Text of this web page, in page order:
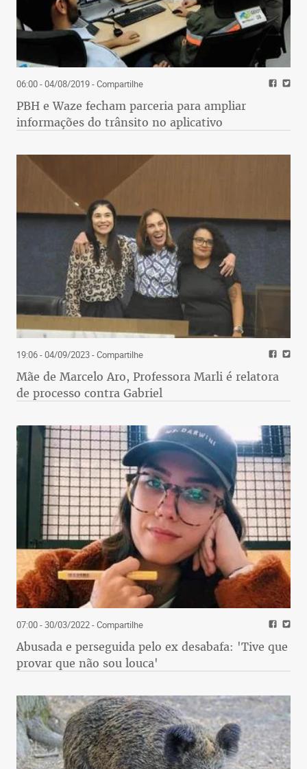
06:00 - 04/08/2019- Compartilhe
PBH e Waze fecham parceria para ampliar
informações do trânsito no aplicativo
19:06 - 04/09/2023- Compartilhe
Mãe de Marcelo Aro, Professora Marli é relatora
de processo contra Gabriel
07:00 - 30/03/2022- Compartilhe
Abusada e perseguida pelo ex desabafa: 'Tive que
provar que não sou louca'